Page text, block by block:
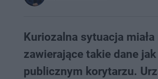
Kuriozalna sytuacja
zawierające takie dane
publicznym korytarzu.